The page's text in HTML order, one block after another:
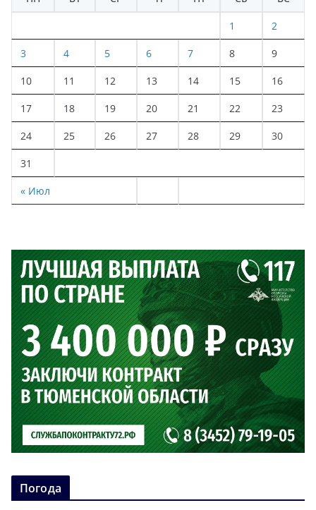
« Июл
1 2
3 4 5 6 7 8 9
10 11 12 13 14 15 16
17 18 19 20 21 22 23
24 25 26 27 28 29 30
31
Погода